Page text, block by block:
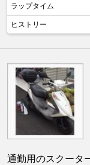
ラップタイム
ヒストリー
通勤用のスクータ